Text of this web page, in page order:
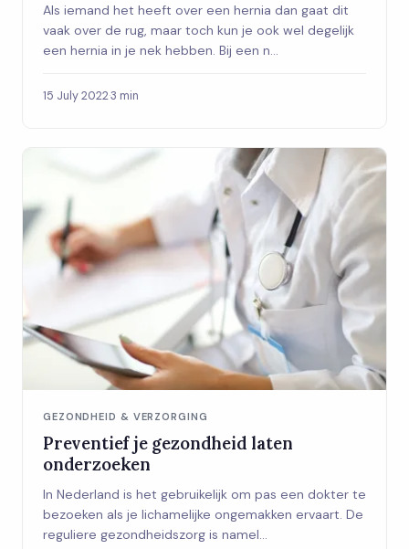
Als iemand het heeft over een hernia dan gaat dit
vaak over de rug, maar toch kun je ook wel degelijk
een hernia in je nek hebben. Bij een n...
15 July 2022·3 min
GEZONDHEID & VERZORGING
Preventief je gezondheid laten
onderzoeken
In Nederland is het gebruikelijk om pas een dokter te
bezoeken als je lichamelijke ongemakken ervaart. De
reguliere gezondheidszorg is namel...